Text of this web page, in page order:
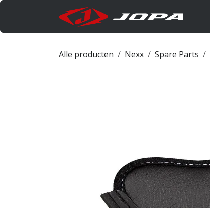
Overslaan naar inhoud
Alle producten Nexx Spare Parts